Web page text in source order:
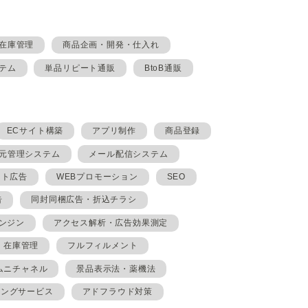
庫管理 商品企画・開発・仕入れ
ム 単品リピート通販 BtoB通販
ECサイト構築 アプリ制作 商品登録
管理システム メール配信システム
広告 WEBプロモーション SEO
同封同梱広告・折込チラシ
ジン アクセス解析・広告効果測定
在庫管理 フルフィルメント
ニチャネル 景品表示法・薬機法
グサービス アドフラウド対策